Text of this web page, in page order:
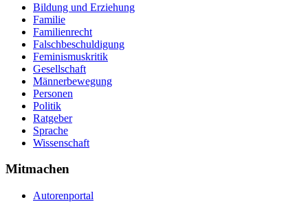
Bildung und Erziehung
Familie
Familienrecht
Falschbeschuldigung
Feminismuskritik
Gesellschaft
Männerbewegung
Personen
Politik
Ratgeber
Sprache
Wissenschaft
Mitmachen
Autorenportal